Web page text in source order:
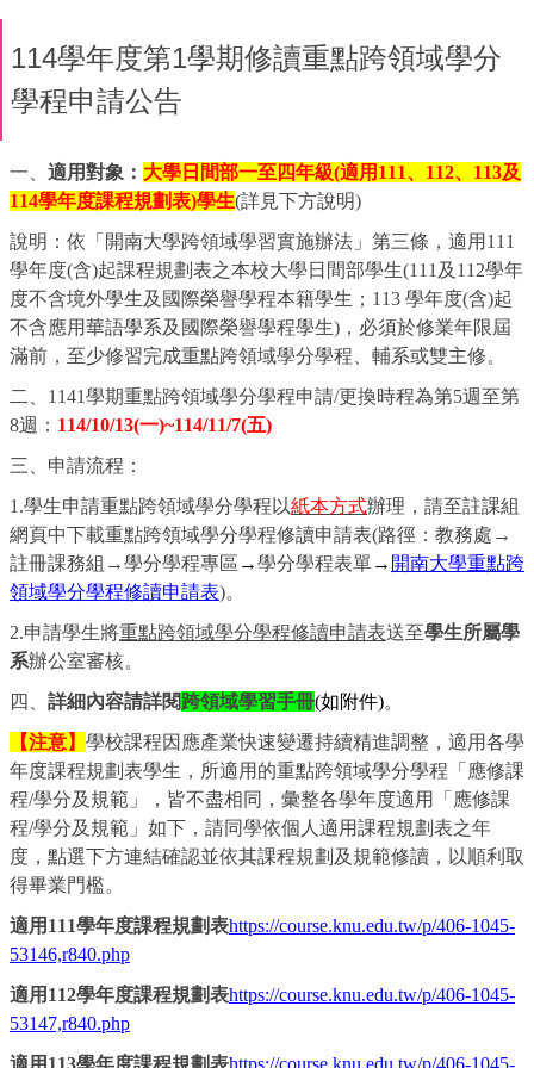
114學年度第1學期修讀重點跨領域學分
學程申請公告
一、 適用對象： 大學日間部一至四年級(適用 111、 112、 113及
114學年度課程規劃表)學生(詳見下方說明)
說明：依「開南大學跨領域學習實施辦法」第三條，適用 111
學年度(含)起課程規劃表之本校大學日間部學生(111 及 112學年
度不含境外學生及國際榮譽學程本籍學生； 113 學年度(含)起
不含應用華語學系及國際榮譽學程學生) ，必須於修業年限屆
滿前，至少修習完成重點跨領域學分學程、輔系或雙主修。
二、 1141學期重點跨領域學分學程申請/更換時程為第5週至第
8週： 114/10/13(一)~114/11/7(五)
三、申請流程：
1.學生申請重點跨領域學分學程以紙本方式辦理，請至註課組
網頁中下載重點跨領域學分學程修讀申請表(路徑：教務處 →
註冊課務組 →學分學程專區 →學分學程表單→ 開南大學重點跨
領域學分學程修讀申請表)。
2.申請學生將重點跨領域學分學程修讀申請表送至學生所屬學
系辦公室審核。
四、 詳細內容請詳閱跨領域學習手冊(如附件)。
【注意】 學校課程因應產業快速變遷持續精進調整，適用各學
年度課程規劃表學生，所適用的重點跨領域學分學程「應修課
程/學分及規範」，皆不盡相同，彙整各學年度適用「應修課
程/學分及規範」如下，請同學依個人適用課程規劃表之年
度，點選下方連結確認並依其課程規劃及規範修讀，以順利取
得畢業門檻。
適用 111學年度課程規劃表https://course.knu.edu.tw/p/406-1045-
53146,r840.php
適用 112學年度課程規劃表https://course.knu.edu.tw/p/406-1045-
53147,r840.php
適用 113學年度課程規劃表https://course.knu.edu.tw/p/406-1045-